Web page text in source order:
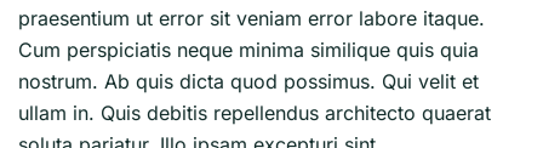
praesentium ut error sit veniam error labore itaque.
Cum perspiciatis neque minima similique quis quia
nostrum. Ab quis dicta quod possimus. Qui velit et
ullam in. Quis debitis repellendus architecto quaerat